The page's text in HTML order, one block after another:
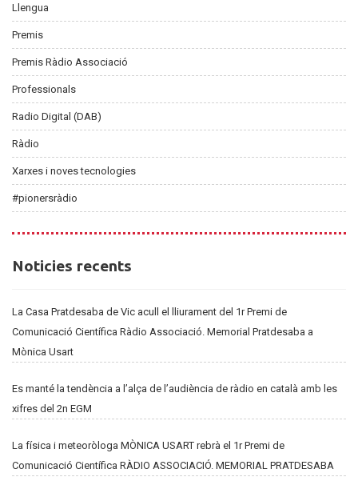
Llengua
Premis
Premis Ràdio Associació
Professionals
Radio Digital (DAB)
Ràdio
Xarxes i noves tecnologies
#pionersràdio
Noticies
Noticies recents
La Casa Pratdesaba de Vic acull el lliurament del 1r Premi de
Comunicació Científica Ràdio Associació. Memorial Pratdesaba a
Mònica Usart
Es manté la tendència a l’alça de l’audiència de ràdio en català amb les
xifres del 2n EGM
La física i meteoròloga MÒNICA USART rebrà el 1r Premi de
Comunicació Científica RÀDIO ASSOCIACIÓ. MEMORIAL PRATDESABA